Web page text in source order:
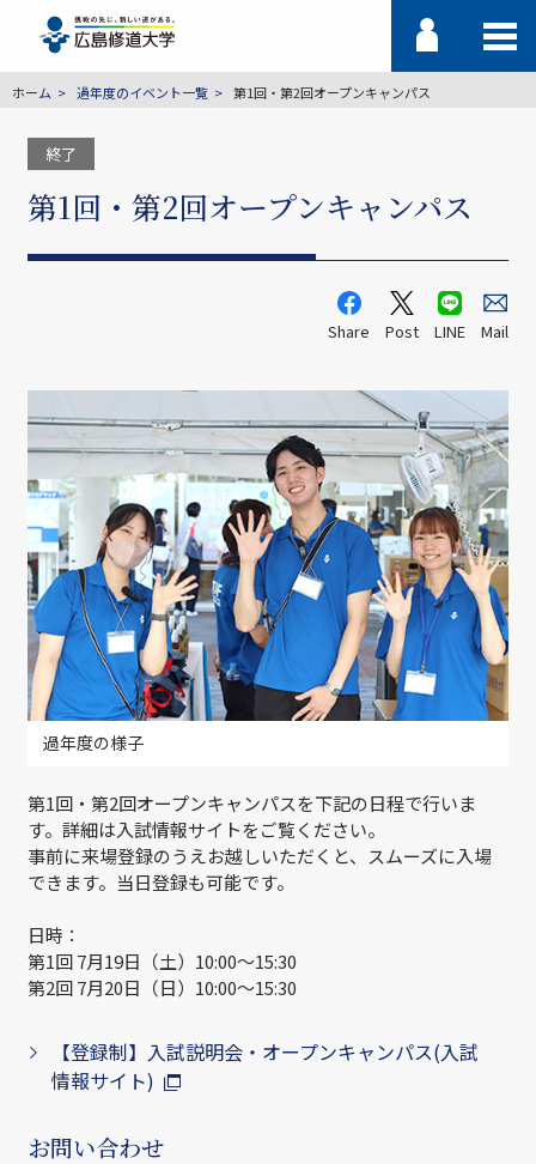
ホーム 過年度のイベント一覧 第1回・第2回オープンキャンパス
終了
第1回・第2回オープンキャンパス
Share Post LINE Mail
過年度の様子
第1回・第2回オープンキャンパスを下記の日程で行いま
す。詳細は入試情報サイトをご覧ください。
事前に来場登録のうえお越しいただくと、スムーズに入場
できます。当日登録も可能です。
日時：
第1回 7月19日（土）10:00～15:30
第2回 7月20日（日）10:00～15:30
【登録制】入試説明会・オープンキャンパス(入試
情報サイト)
お問い合わせ